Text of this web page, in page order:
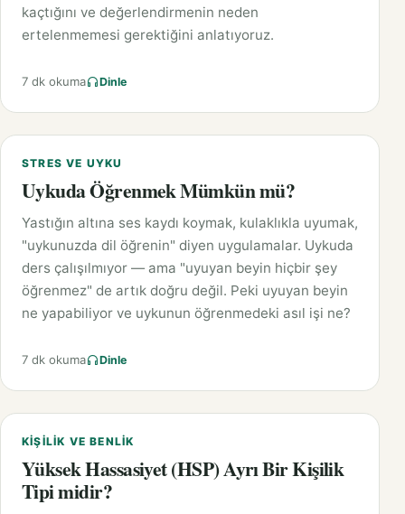
kaçtığını ve değerlendirmenin neden
ertelenmemesi gerektiğini anlatıyoruz.
7 dk okuma Dinle
STRES VE UYKU
Uykuda Öğrenmek Mümkün mü?
Yastığın altına ses kaydı koymak, kulaklıkla uyumak,
"uykunuzda dil öğrenin" diyen uygulamalar. Uykuda
ders çalışılmıyor — ama "uyuyan beyin hiçbir şey
öğrenmez" de artık doğru değil. Peki uyuyan beyin
ne yapabiliyor ve uykunun öğrenmedeki asıl işi ne?
7 dk okuma Dinle
KIŞILIK VE BENLIK
Yüksek Hassasiyet (HSP) Ayrı Bir Kişilik
Tipi midir?